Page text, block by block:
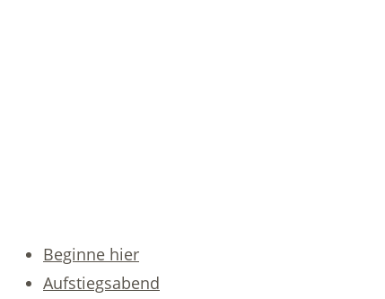
Beginne hier
Aufstiegsabend